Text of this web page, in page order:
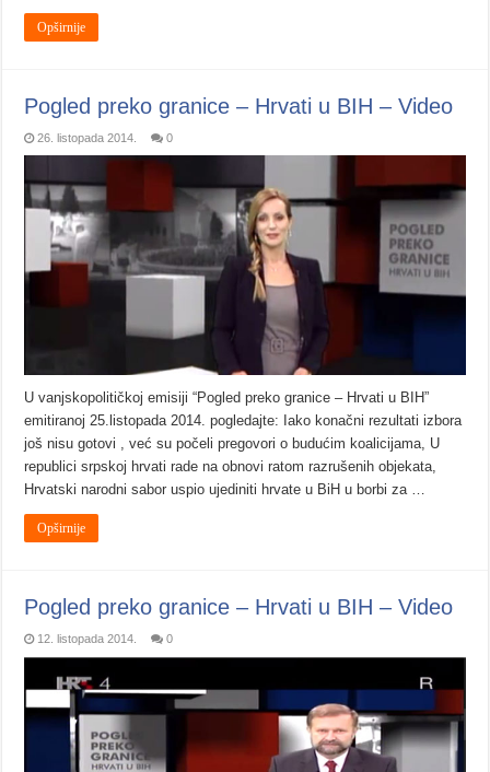
Opširnije
Pogled preko granice – Hrvati u BIH – Video
26. listopada 2014. 0
U vanjskopolitičkoj emisiji “Pogled preko granice – Hrvati u BIH”
emitiranoj 25.listopada 2014. pogledajte: Iako konačni rezultati izbora
još nisu gotovi , već su počeli pregovori o budućim koalicijama, U
republici srpskoj hrvati rade na obnovi ratom razrušenih objekata,
Hrvatski narodni sabor uspio ujediniti hrvate u BiH u borbi za …
Opširnije
Pogled preko granice – Hrvati u BIH – Video
12. listopada 2014. 0